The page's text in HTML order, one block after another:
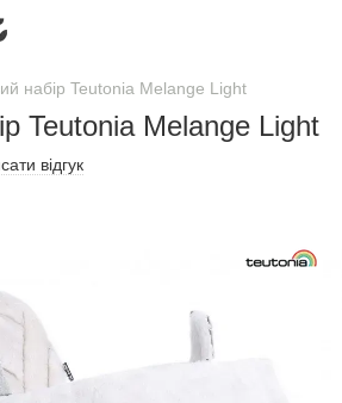
набір Teutonia Melange Light
Teutonia Melange Light
відгук